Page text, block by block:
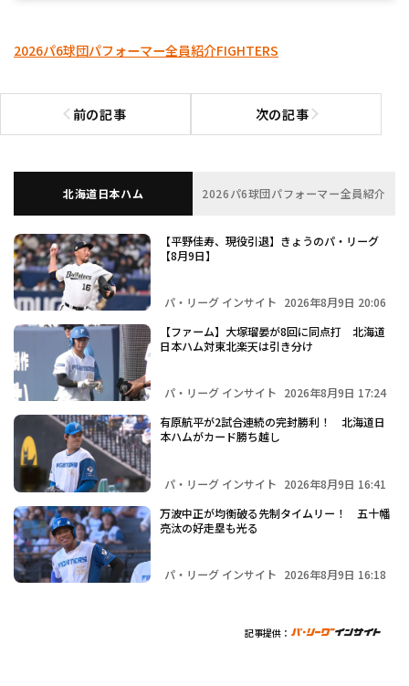
2026パ6球団パフォーマー全員紹介FIGHTERS
前の記事
前の記事へ 次の記事次の記事へ
北海道日本ハム 2026パ6球団パフォーマー全員紹介
【平野佳寿、現役引退】きょうのパ・リーグ
【8月9日】
パ・リーグ インサイト 2026年8月9日 20:06
【ファーム】大塚瑠晏が8回に同点打 北海道
日本ハム対東北楽天は引き分け
パ・リーグ インサイト 2026年8月9日 17:24
有原航平が2試合連続の完封勝利！ 北海道日
本ハムがカード勝ち越し
パ・リーグ インサイト 2026年8月9日 16:41
万波中正が均衡破る先制タイムリー！ 五十幡
亮汰の好走塁も光る
パ・リーグ インサイト 2026年8月9日 16:18
記事提供：